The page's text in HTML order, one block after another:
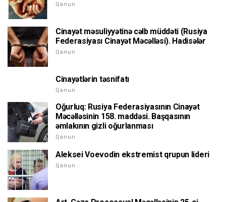
Qanun
Cinayət məsuliyyətinə cəlb müddəti (Rusiya
Federasiyası Cinayət Məcəlləsi). Hadisələr
Qanun
Cinayətlərin təsnifatı
Qanun
Oğurluq: Rusiya Federasiyasının Cinayət
Məcəlləsinin 158. maddəsi. Başqasının
əmlakının gizli oğurlanması
Qanun
Aleksei Voevodin ekstremist qrupun lideri
Qanun